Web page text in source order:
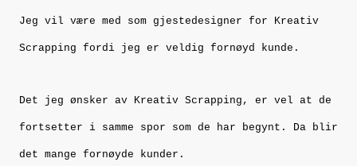
Jeg vil være med som gjestedesigner for Kreativ
Scrapping fordi jeg er veldig fornøyd kunde.
Det jeg ønsker av Kreativ Scrapping, er vel at de
fortsetter i samme spor som de har begynt. Da blir
det mange fornøyde kunder.